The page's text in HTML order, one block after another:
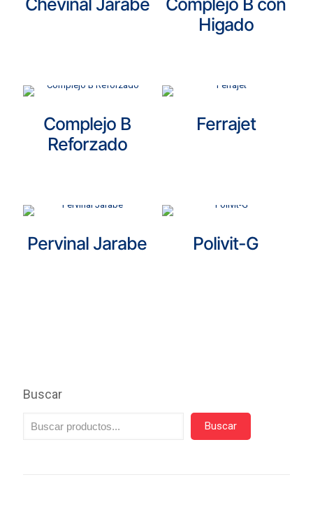
Chevinal Jarabe
Complejo B con
Higado
Complejo B
Reforzado
Ferrajet
Pervinal Jarabe Polivit-G
Buscar
Buscar